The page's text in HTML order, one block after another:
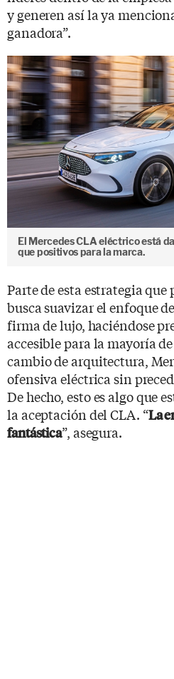
y generen así la ya
ganadora”.
El Mercedes CLA eléctrico está
que positivos para la marca.
Parte de esta estrategia que
busca suavizar el enfoque
firma de lujo, haciéndose
accesible para la mayoría
cambio de arquitectura,
ofensiva eléctrica sin
De hecho, esto es algo que
la aceptación del CLA. “La
fantástica”, asegura.